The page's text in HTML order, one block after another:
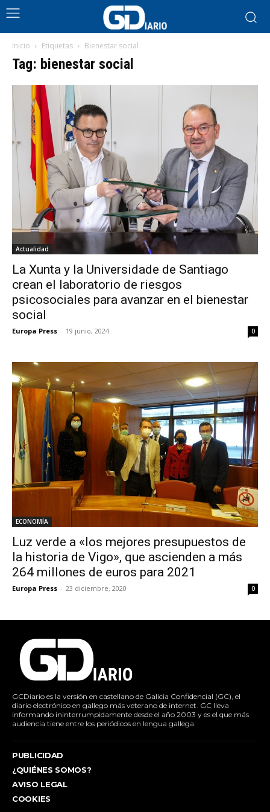
Inicio Etiquetas Bienestar social
Tag: bienestar social
Actualidad
La Xunta y la Universidade de Santiago
crean el laboratorio de riesgos
psicosociales para avanzar en el bienestar
social
Europa Press - 19 junio, 2024 0
ECONOMÍA
Luz verde a «los mejores presupuestos de
la historia de Vigo», que ascienden a más
264 millones de euros para 2021
Europa Press - 23 diciembre, 2020 0
GCDiario es la versión en castellano de Galicia Confidencial (GC), el
diario electrónico en gallego más veterano de internet. GC lleva
informando ininterrumpidamente desde el año 2003 y es el que más
audiencia tiene entre los periódicos en lengua gallega.
PUBLICIDAD
¿QUIÉNES SOMOS?
AVISO LEGAL
COOKIES